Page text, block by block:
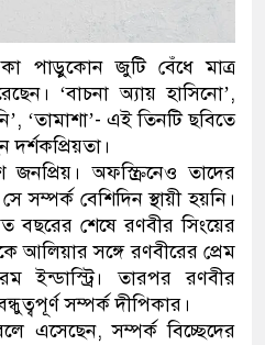
সময় বেনজীরের প্রত্যাবর্তন
মূর্তমান প্রতীক বেগম খালেদা
ইমনের কাছে মিলল ভারতীয়
পিস্তল, ম্যাগাজিন ও গুলিসহ
চার শিশু আটক
প্রস্তুতিকালে দুইজনকে গ্রেফতার
পাড়ুকোন জুটি বেঁধে মাত্র
‘বাচনা অ্যায় হাসিনো’,
‘তামাশা’- এই তিনটি ছবিতে
দর্শকপ্রিয়তা।
অফস্ক্রিনেও তাদের
সম্পর্ক বেশিদিন স্থায়ী হয়নি।
বছরের শেষে রণবীর সিংয়ের
আলিয়ার সঙ্গে রণবীরের প্রেম
ইন্ডাস্ট্রি। তারপর রণবীর
সম্পর্ক দীপিকার।
এসেছেন, সম্পর্ক বিচ্ছেদের